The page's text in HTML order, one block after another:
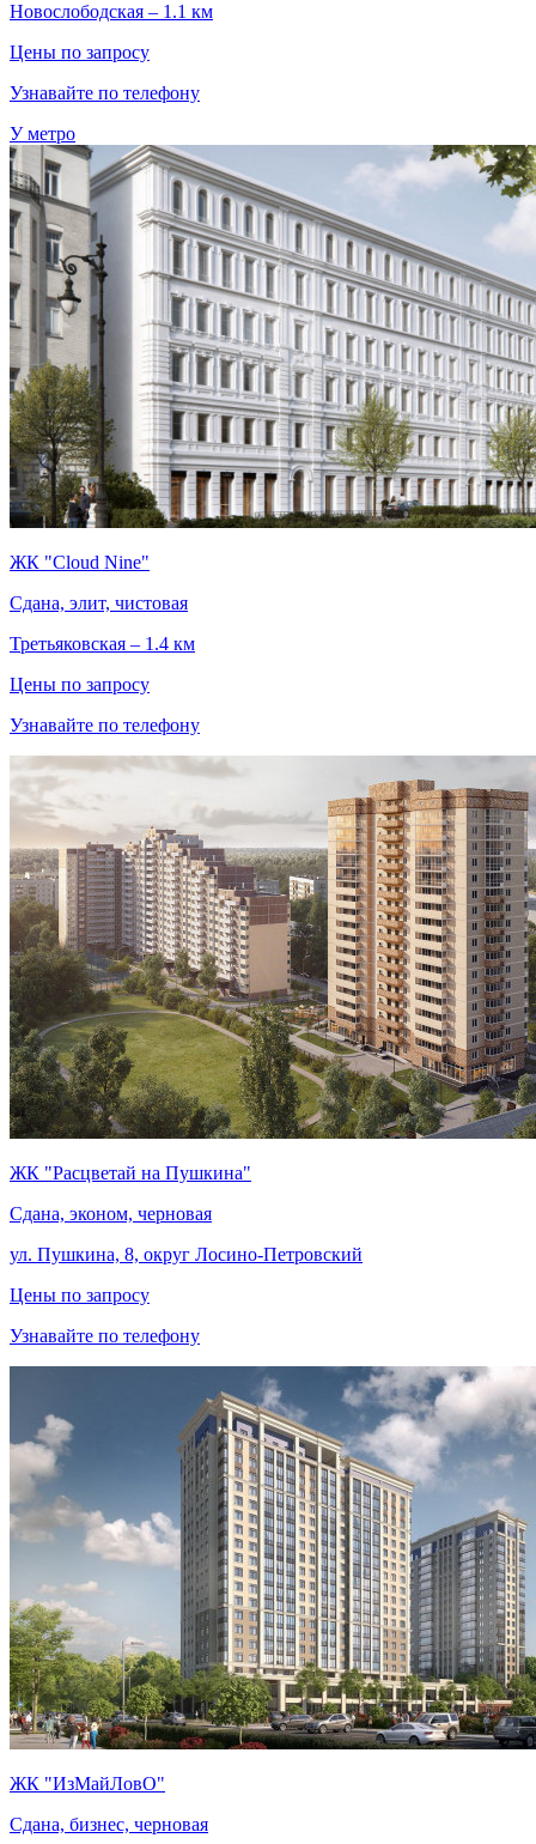
Новослободская – 1.1 км
Цены по запросу
Узнавайте по телефону
У метро
ЖК "Cloud Nine"
Сдана, элит, чистовая
Третьяковская – 1.4 км
Цены по запросу
Узнавайте по телефону
ЖК "Расцветай на Пушкина"
Сдана, эконом, черновая
ул. Пушкина, 8, округ Лосино-Петровский
Цены по запросу
Узнавайте по телефону
ЖК "ИзМайЛовО"
Сдана, бизнес, черновая